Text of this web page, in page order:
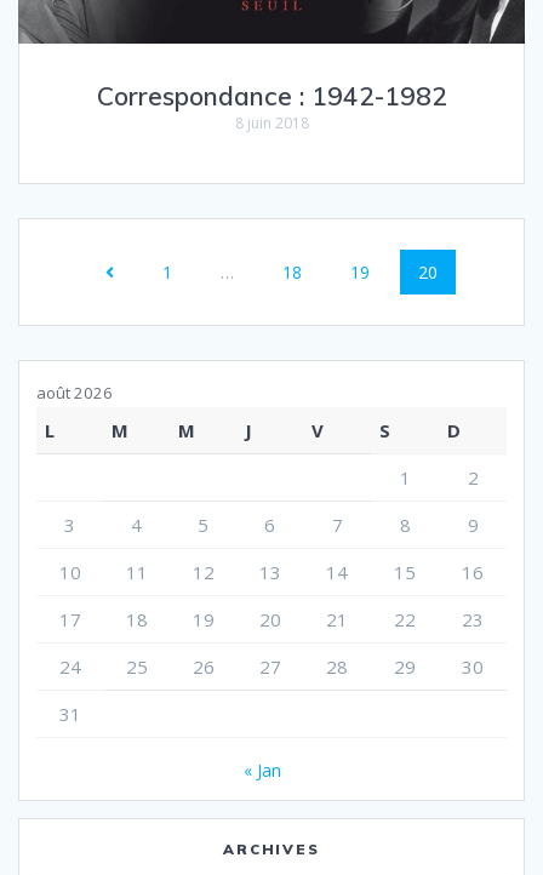
Correspondance : 1942-1982
8 juin 2018
sein
des
articles
Page
1 … Page
18 Page
19 Page
20
août 2026
L M M J V S
D
1
2
3
4 5 6 7 8
9
10
11 12 13 14 15
16
17
18 19 20 21 22
23
24
25 26 27 28 29
30
31
« Jan
ARCHIVES